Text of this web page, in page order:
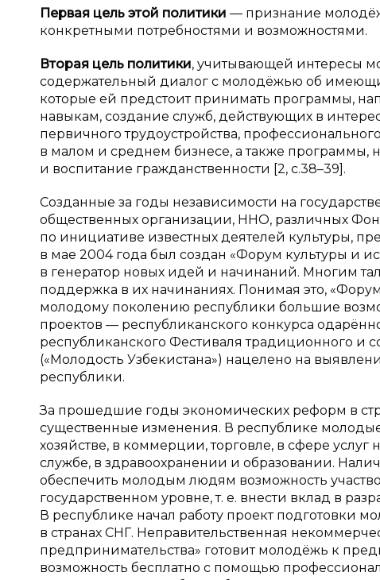
Первая цель этой политики — признание
конкретными потребностями и возможностями.
Вторая цель политики, учитывающей интересы
содержательный диалог с молодёжью об
которые ей предстоит принимать программы,
навыкам, создание служб, действующих в
первичного трудоустройства,
в малом и среднем бизнесе, а также программы,
и воспитание гражданственности [2, с.38–39].
Созданные за годы независимости на
общественных организации, ННО, различных
по инициативе известных деятелей культуры,
в мае 2004 года был создан «Форум культуры и
в генератор новых идей и начинаний. Многим
поддержка в их начинаниях. Понимая это,
молодому поколению республики большие
проектов — республиканского конкурса
республиканского Фестиваля традиционного и
(«Молодость Узбекистана») нацелено на
республики.
За прошедшие годы экономических реформ в
существенные изменения. В республике
хозяйстве, в коммерции, торговле, в сфере услуг
службе, в здравоохранении и образовании.
обеспечить молодым людям возможность
государственном уровне, т. е. внести вклад в
В республике начал работу проект подготовки
в странах СНГ. Неправительственная
предпринимательства» готовит молодёжь к
возможность бесплатно с помощью